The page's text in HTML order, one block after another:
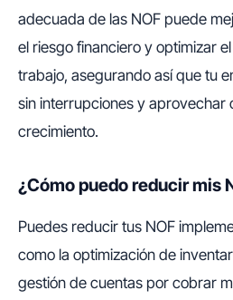
adecuada de las NOF puede
el riesgo financiero y optimizar
trabajo, asegurando así que tu
sin interrupciones y aprovechar
crecimiento.
¿Cómo puedo reducir mis
Puedes reducir tus NOF
como la optimización de
gestión de cuentas por cobrar